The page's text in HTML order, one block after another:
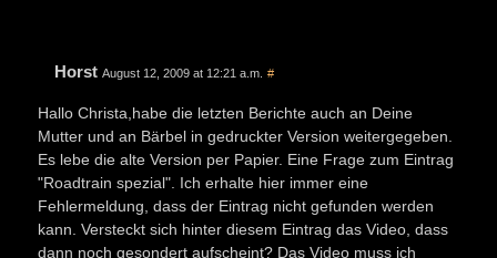
Horst August 12, 2009 at 12:21 a.m. #
Hallo Christa,habe die letzten Berichte auch an Deine
Mutter und an Bärbel in gedruckter Version weitergegeben.
Es lebe die alte Version per Papier. Eine Frage zum Eintrag
"Roadtrain spezial". Ich erhalte hier immer eine
Fehlermeldung, dass der Eintrag nicht gefunden werden
kann. Versteckt sich hinter diesem Eintrag das Video, dass
dann noch gesondert aufscheint? Das Video muss ich